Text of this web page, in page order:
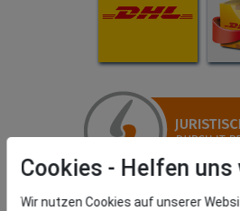
Cookies
Wir nutzen Cookies auf unserer